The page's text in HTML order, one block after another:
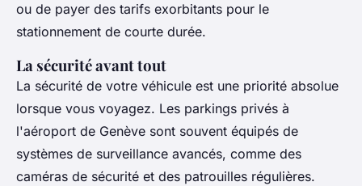
ou de payer des tarifs exorbitants pour le
stationnement de courte durée.
La sécurité avant tout
La sécurité de votre véhicule est une priorité absolue
lorsque vous voyagez. Les parkings privés à
l'aéroport de Genève sont souvent équipés de
systèmes de surveillance avancés, comme des
caméras de sécurité et des patrouilles régulières.